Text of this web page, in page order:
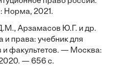
Норма, 2021.
Арзамасов Ю.Г. и др.
и права: учебник для
и факультетов. — Москва:
— 656 с.